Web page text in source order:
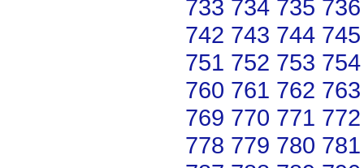
733 734 735 736
742 743 744 745
751 752 753 754
760 761 762 763
769 770 771 772
778 779 780 781